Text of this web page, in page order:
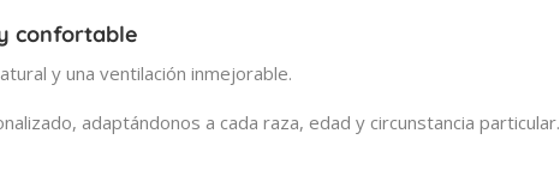
confortable
y una ventilación inmejorable.
adaptándonos a cada raza, edad y circunstancia particular.